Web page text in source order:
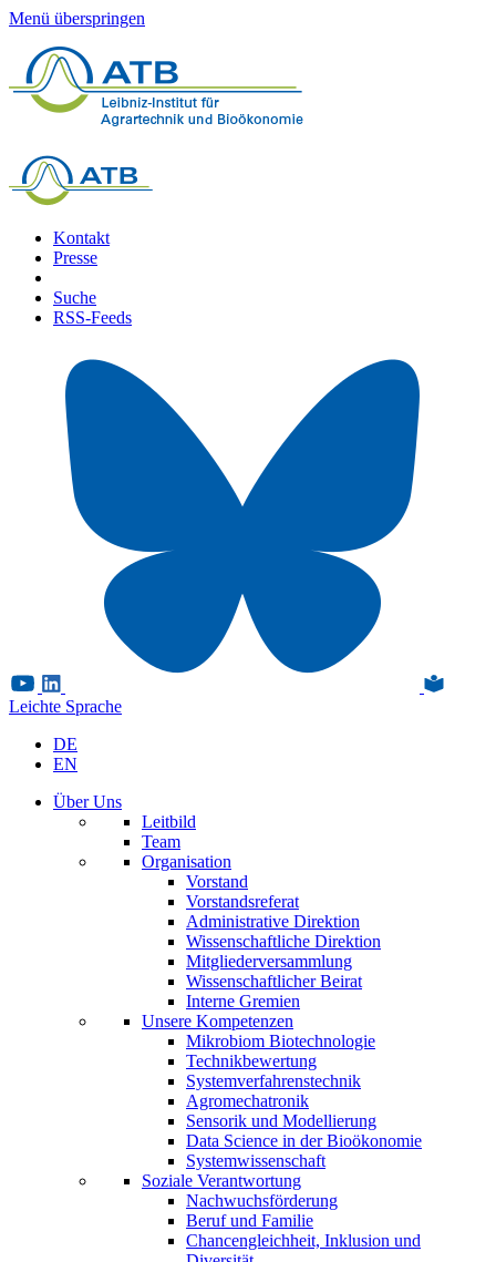
Menü überspringen
Kontakt
Presse
Suche
RSS-Feeds
Leichte Sprache
DE
EN
Über Uns
Leitbild
Team
Organisation
Vorstand
Vorstandsreferat
Administrative Direktion
Wissenschaftliche Direktion
Mitgliederversammlung
Wissenschaftlicher Beirat
Interne Gremien
Unsere Kompetenzen
Mikrobiom Biotechnologie
Technikbewertung
Systemverfahrenstechnik
Agromechatronik
Sensorik und Modellierung
Data Science in der Bioökonomie
Systemwissenschaft
Soziale Verantwortung
Nachwuchsförderung
Beruf und Familie
Chancengleichheit, Inklusion und